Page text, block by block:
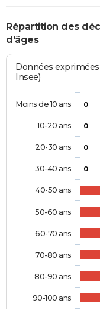
Répartition des
d'âges
Données
Insee)
0
0
0
0
Moins de 10 ans
10-20 ans
20-30 ans
30-40 ans
40-50 ans
50-60 ans
60-70 ans
70-80 ans
80-90 ans
90-100 ans